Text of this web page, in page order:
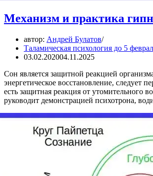
Механизм и практика
автор: Андрей Булатов
Таламическая психология до 5
03.02.202004.11.2025
Сон является защитной реакцией
энергетическое восстановление,
есть защитная реакция от утомительного
руководит демонстрацией психотрона,